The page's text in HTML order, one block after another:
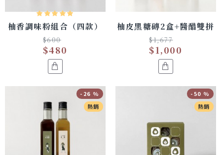
柚香調味粉組合（四款）
$480
$600
柚皮黑糖磚2盒+醬醋雙拼
$1,000
$1,677
熱銷
-26 %
熱銷
-50 %